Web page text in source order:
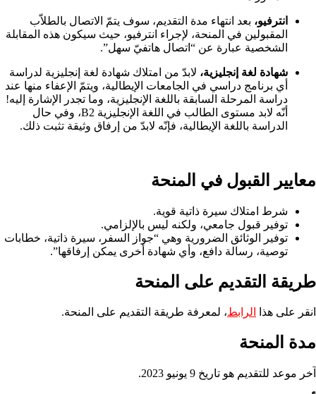
انترفيو، بعد انتهاء مدة التقديم، سوف يتمّ الاتصال بالطلاّب
المقبولين في المنحة، لإجراء انترفيو، حيث سيكون هذه المقابلة
الشخصية عبارة عن “اتصال هاتفيّ سهل”.
شهادة لغة إنجليزية، لابدّ من امتلاك شهادة لغة إنجليزية لدراسة
أي برنامج دراسي في الجامعات الإيطالية، ويتمّ الإعفاء منها عند
دراسة المرحلة السابقة باللغة الإنجليزية، وما تجدر الإشارة إليه!
أنّه لابد مستوى الطالب في اللغة الإنجليزية B2، وفي حال
الدراسة باللغة الإيطالية، فإنّه لابدّ من إرفاق وثيقة تثبت ذلك.
معايير القبول في المنحة
شرط امتلاك سيرة ذاتية قوية.
توفير قبول جامعي، ولكنه ليس بالإلزامي.
توفير الوثائق الضرورية وهي “جواز السفر، سيرة ذاتية، خطابات
توصية، رسالة دافع، وأي شهادة أخرى يمكن إرفاقها”.
طريقة التقديم على المنحة
انقر على هذا الرابط، لمعرفة طريقة التقديم على المنحة.
مدة المنحة
آخر موعد للتقديم هو تاريخ 9 يونيو 2023.